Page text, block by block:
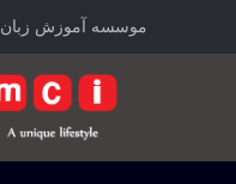
موسسه آموزش زبان MCI